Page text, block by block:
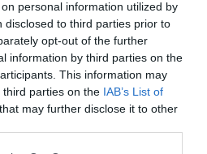
personal information utilized by
disclosed to third parties prior to
opt-out of the further
information by third parties on the
This information may
parties on the IAB’s List of
that may further disclose it to other
ως προτεινόμενη
στην Google